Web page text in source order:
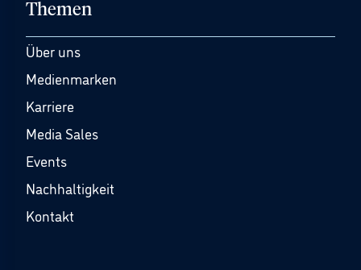
Themen
Über uns
Medienmarken
Karriere
Media Sales
Events
Nachhaltigkeit
Kontakt